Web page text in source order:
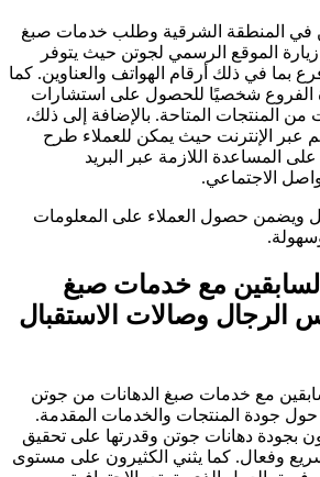
في المنطقة الشرقية وطلب خدمات صبغ
زيارة الموقع الرسمي لجوتن حيث يتوفر
بما في ذلك أرقام الهواتف والعناوين. كما
الفروع شخصيًا للحصول على استشارات
المنتجات المتاحة. بالإضافة إلى ذلك،
عبر الإنترنت حيث يمكن للعملاء طرح
المساعدة اللازمة عبر البريد
الاجتماعي.
ويضمن حصول العملاء على المعلومات
مع خدمات صبغ
الرجال وصالات الاستقبال
مع خدمات صبغ الدهانات من جوتن
جودة المنتجات والخدمات المقدمة.
بجودة دهانات جوتن وقدرتها على تحقيق
وفعال. كما يثني الكثيرون على مستوى